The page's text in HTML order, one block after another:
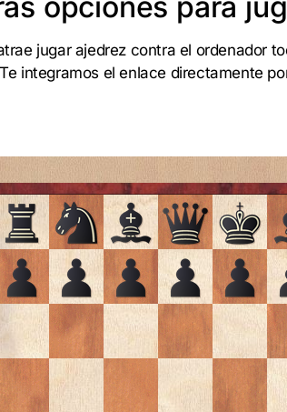
jugar ajedrez contra el ordenador
integramos el enlace directamente